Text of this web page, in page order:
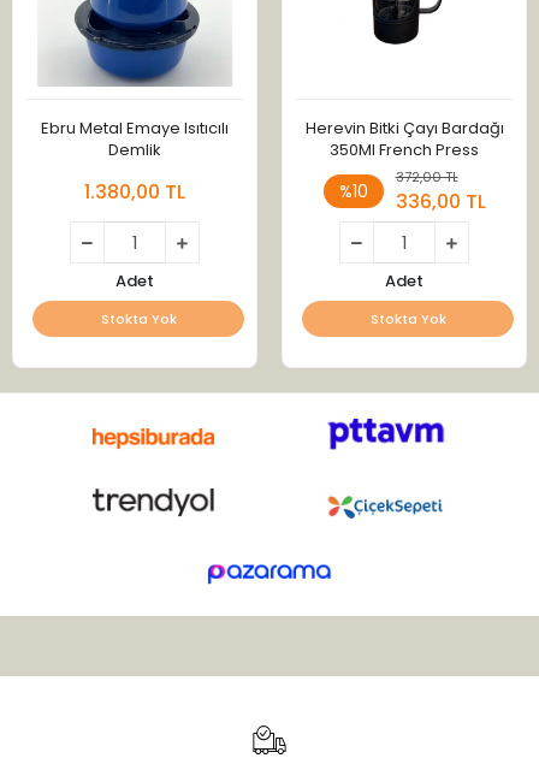
Ebru Metal Emaye Isıtıcılı
Demlik
1.380,00 TL
Adet
Stokta Yok
Herevin Bitki Çayı Bardağı
350Ml French Press
%10
372,00 TL
336,00 TL
Adet
Stokta Yok